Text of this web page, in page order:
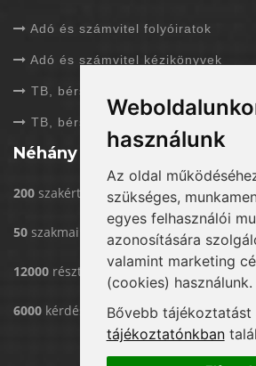
használunk
Az oldal
szükséges,
egyes felhasználói
azonosítására
valamint marketing
(cookies) használunk.
Bővebb tájékoztatást
tájékoztatónkban
Adó és számvitel folyóiratok
Adó és számvitel kézikönyvek
TB, bérszámfejtés folyóiratok
TB, bérszámfejtés kézikönyvek
Néhány adat rólunk
200 szakértővel dolgozunk
50 szakmai rendezvény/év
12000 résztvevő eddig
6000 kérdést válaszoltunk már meg